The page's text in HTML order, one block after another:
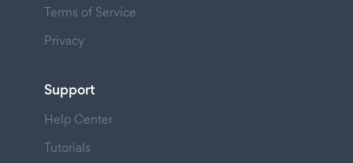
Terms of Service
Privacy
Support
Help Center
Tutorials